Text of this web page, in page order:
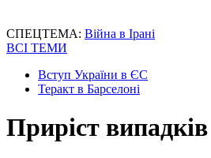
СПЕЦТЕМА: Війна в Ірані
ВСІ ТЕМИ
Вступ України в ЄС
Теракт в Барселоні
Приріст